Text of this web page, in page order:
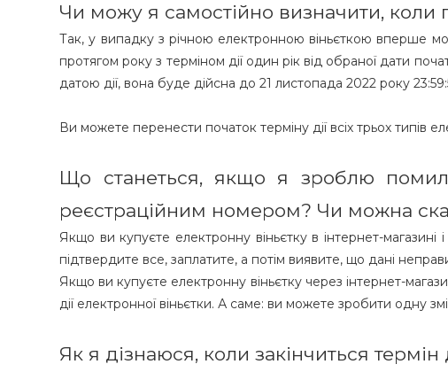
Чи можу я самостійно визначити, коли
Так, у випадку з річною електронною віньєткою вперше
протягом року з терміном дії один рік від обраної дати
датою дії, вона буде дійсна до 21 листопада 2022 року
Ви можете перенести початок терміну дії всіх трьох типів
Що станеться, якщо я зроблю
реєстраційним номером? Чи можна
Якщо ви купуєте електронну віньєтку в інтернет-
підтвердите все, заплатите, а потім виявите, що дані
Якщо ви купуєте електронну віньєтку через інтернет-
дії електронної віньєтки. А саме: ви можете зробити одну
Як я дізнаюся, коли закінчиться термін